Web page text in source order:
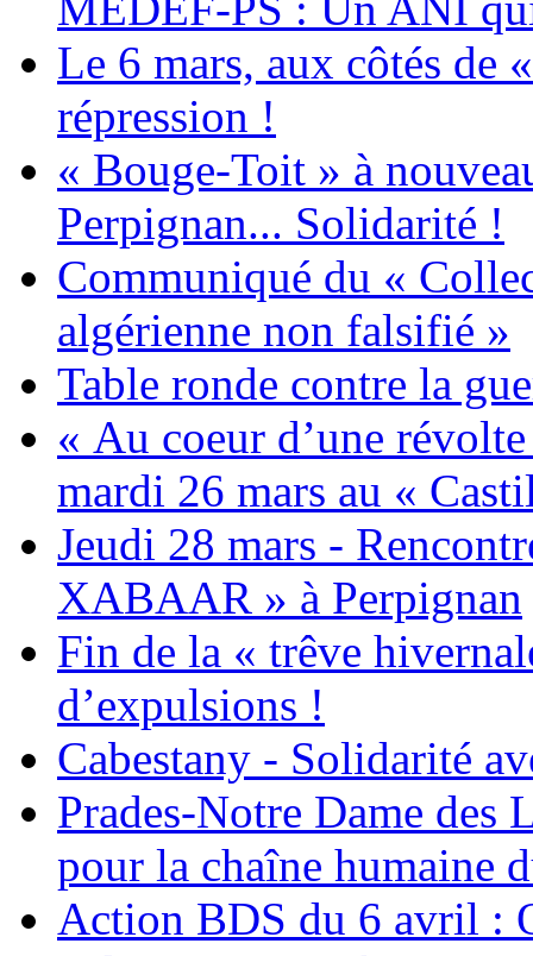
Le 6 mars, aux côtés de
répression !
« Bouge-Toit » à
Perpignan... Solidarité !
Communiqué du «
algérienne non falsifié »
Table ronde contre la
« Au coeur d’une
mardi 26 mars au «
Jeudi 28 mars -
XABAAR » à Perpignan
Fin de la « trêve
d’expulsions !
Cabestany - Solidarité
Prades-Notre Dame des
pour la chaîne humaine
Action BDS du 6 avril :